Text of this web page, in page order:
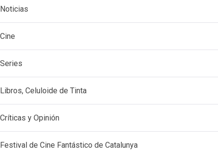
Noticias
Cine
Series
Libros, Celuloide de Tinta
Críticas y Opinión
Festival de Cine Fantástico de Catalunya